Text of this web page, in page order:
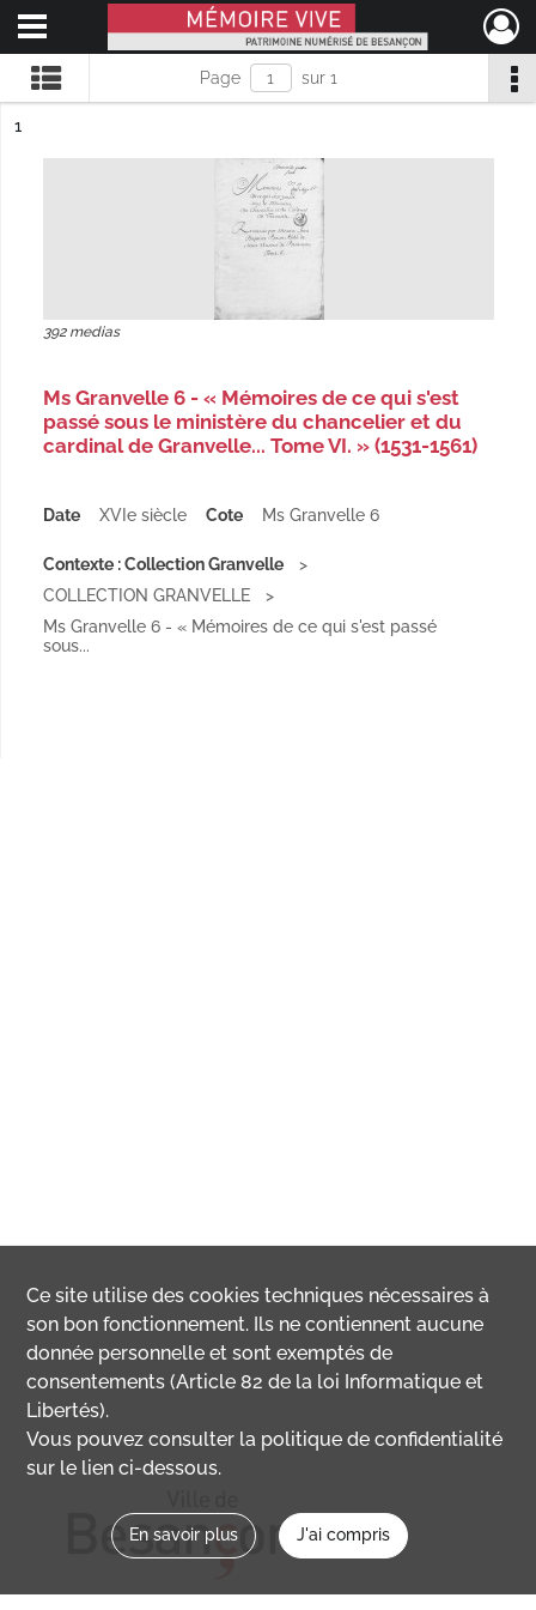
Mémoire Vive patrimoine numérisé de Besançon
Ouvrir le menu déroulant
Page sur 1
n°
1
392 medias
Ms Granvelle 6 - « Mémoires de ce qui s'est
passé sous le ministère du chancelier et du
cardinal de Granvelle... Tome VI. » (1531-1561)
Date XVIe siècle Cote Ms Granvelle 6
Contexte : Collection Granvelle
COLLECTION GRANVELLE
Ms Granvelle 6 - « Mémoires de ce qui s'est passé
sous...
Ce site utilise descookies techniques nécessaires à
son bon fonctionnement. Ils ne contiennent aucune
donnée personnelle et sont exemptés de
consentements (Article 82 de la loi Informatique et
Libertés).
Vous pouvez consulter la politique de confidentialité
sur le lien ci-dessous.
En savoir plus J'ai compris